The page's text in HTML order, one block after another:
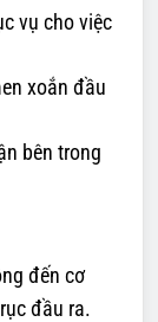
vụ cho việc
xoắn đầu
bên trong
đến cơ
đầu ra.